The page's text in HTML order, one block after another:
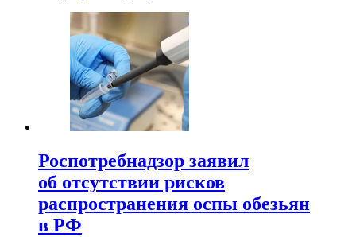
Роспотребнадзор заявил
об отсутствии рисков
распространения оспы обезьян
в РФ